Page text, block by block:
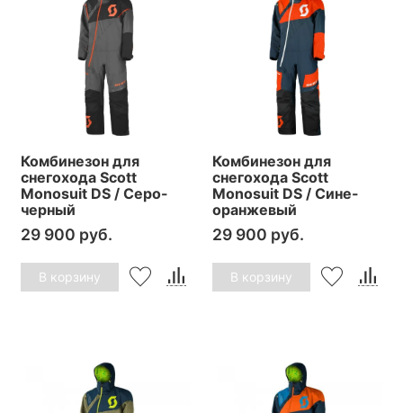
Комбинезон для
снегохода Scott
Monosuit DS / Серо-
черный
29 900 руб.
В корзину
Комбинезон для
снегохода Scott
Monosuit DS / Сине-
оранжевый
29 900 руб.
В корзину